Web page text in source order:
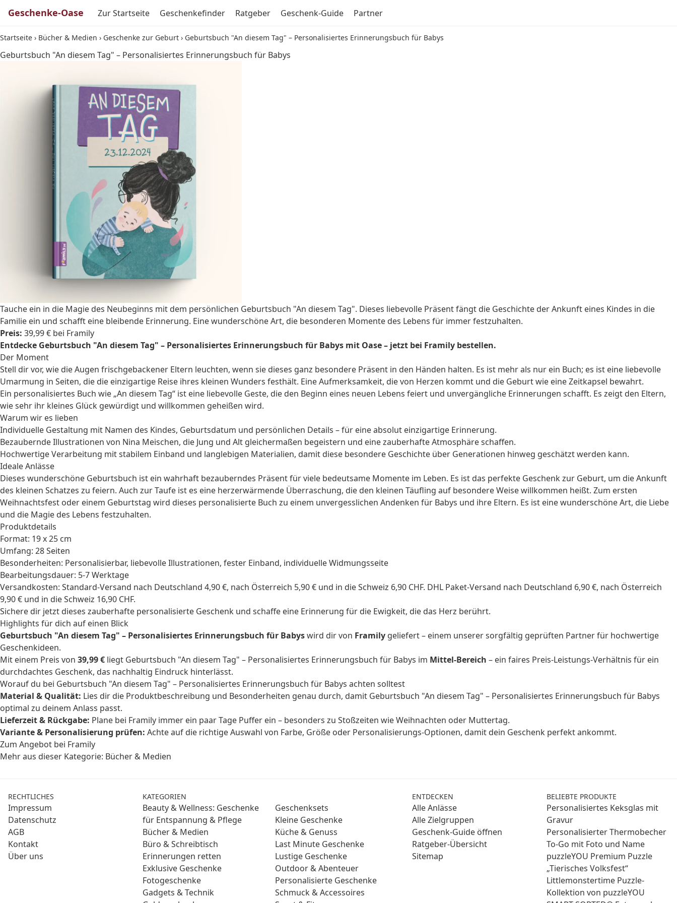
Geschenke-Oase Zur Startseite Geschenkefinder Ratgeber Geschenk-Guide Partner
Startseite › Bücher & Medien › Geschenke zur Geburt › Geburtsbuch "An diesem Tag" – Personalisiertes Erinnerungsbuch für Babys
Geburtsbuch "An diesem Tag" – Personalisiertes Erinnerungsbuch für Babys
Tauche ein in die Magie des Neubeginns mit dem persönlichen Geburtsbuch "An diesem Tag". Dieses liebevolle Präsent fängt die Geschichte der Ankunft eines Kindes in die
Familie ein und schafft eine bleibende Erinnerung. Eine wunderschöne Art, die besonderen Momente des Lebens für immer festzuhalten.
Preis: 39,99 € bei Framily
Entdecke Geburtsbuch "An diesem Tag" – Personalisiertes Erinnerungsbuch für Babys mit Oase – jetzt bei Framily bestellen.
Der Moment
Stell dir vor, wie die Augen frischgebackener Eltern leuchten, wenn sie dieses ganz besondere Präsent in den Händen halten. Es ist mehr als nur ein Buch; es ist eine liebevolle
Umarmung in Seiten, die die einzigartige Reise ihres kleinen Wunders festhält. Eine Aufmerksamkeit, die von Herzen kommt und die Geburt wie eine Zeitkapsel bewahrt.
Ein personalisiertes Buch wie „An diesem Tag“ ist eine liebevolle Geste, die den Beginn eines neuen Lebens feiert und unvergängliche Erinnerungen schafft. Es zeigt den Eltern,
wie sehr ihr kleines Glück gewürdigt und willkommen geheißen wird.
Warum wir es lieben
Individuelle Gestaltung mit Namen des Kindes, Geburtsdatum und persönlichen Details – für eine absolut einzigartige Erinnerung.
Bezaubernde Illustrationen von Nina Meischen, die Jung und Alt gleichermaßen begeistern und eine zauberhafte Atmosphäre schaffen.
Hochwertige Verarbeitung mit stabilem Einband und langlebigen Materialien, damit diese besondere Geschichte über Generationen hinweg geschätzt werden kann.
Ideale Anlässe
Dieses wunderschöne Geburtsbuch ist ein wahrhaft bezauberndes Präsent für viele bedeutsame Momente im Leben. Es ist das perfekte Geschenk zur Geburt, um die Ankunft
des kleinen Schatzes zu feiern. Auch zurTaufe ist es eine herzerwärmende Überraschung, die den kleinen Täufling auf besondere Weise willkommen heißt. Zum ersten
Weihnachtsfest oder einem Geburtstag wird dieses personalisierte Buch zu einem unvergesslichen Andenken für Babys und ihre Eltern. Es ist eine wunderschöne Art, die Liebe
und die Magie des Lebens festzuhalten.
Produktdetails
Format: 19 x 25 cm
Umfang: 28 Seiten
Besonderheiten: Personalisierbar, liebevolle Illustrationen, fester Einband, individuelle Widmungsseite
Bearbeitungsdauer: 5-7 Werktage
Versandkosten: Standard-Versand nach Deutschland 4,90 €, nach Österreich 5,90 € und in die Schweiz 6,90 CHF. DHL Paket-Versand nach Deutschland 6,90 €, nach Österreich
9,90 € und in die Schweiz 16,90 CHF.
Sichere dir jetzt dieses zauberhafte personalisierte Geschenk und schaffe eine Erinnerung für die Ewigkeit, die das Herz berührt.
Highlights für dich auf einen Blick
Geburtsbuch "An diesem Tag" – Personalisiertes Erinnerungsbuch für Babyswird dir von Framily geliefert – einem unserer sorgfältig geprüften Partner für hochwertige
Geschenkideen.
Mit einem Preis von 39,99 € liegt Geburtsbuch "An diesem Tag" – Personalisiertes Erinnerungsbuch für Babys im Mittel-Bereich – ein faires Preis-Leistungs-Verhältnis für ein
durchdachtes Geschenk, das nachhaltig Eindruck hinterlässt.
Worauf du bei Geburtsbuch "An diesem Tag" – Personalisiertes Erinnerungsbuch für Babys achten solltest
Material & Qualität: Lies dir die Produktbeschreibung und Besonderheiten genau durch, damit Geburtsbuch "An diesem Tag" – Personalisiertes Erinnerungsbuch für Babys
optimal zu deinem Anlass passt.
Lieferzeit & Rückgabe: Plane bei Framily immer ein paar Tage Puffer ein – besonders zu Stoßzeiten wie Weihnachten oder Muttertag.
Variante & Personalisierung prüfen: Achte auf die richtige Auswahl von Farbe, Größe oder Personalisierungs-Optionen, damit dein Geschenk perfekt ankommt.
Zum Angebot bei Framily
Mehr aus dieser Kategorie: Bücher & Medien
RECHTLICHES
Impressum
Datenschutz
AGB
Kontakt
Über uns
KATEGORIEN
Beauty & Wellness: Geschenke
für Entspannung & Pflege
Bücher & Medien
Büro & Schreibtisch
Erinnerungen retten
Exklusive Geschenke
Fotogeschenke
Gadgets & Technik
Geschenksets
Kleine Geschenke
Küche & Genuss
Last Minute Geschenke
Lustige Geschenke
Outdoor & Abenteuer
Personalisierte Geschenke
Schmuck & Accessoires
ENTDECKEN
Alle Anlässe
Alle Zielgruppen
Geschenk-Guide öffnen
Ratgeber-Übersicht
Sitemap
BELIEBTE PRODUKTE
Personalisiertes Keksglas mit
Gravur
Personalisierter Thermobecher
To-Go mit Foto und Name
puzzleYOU Premium Puzzle
„Tierisches Volksfest“
Littlemonstertime Puzzle-
Kollektion von puzzleYOU